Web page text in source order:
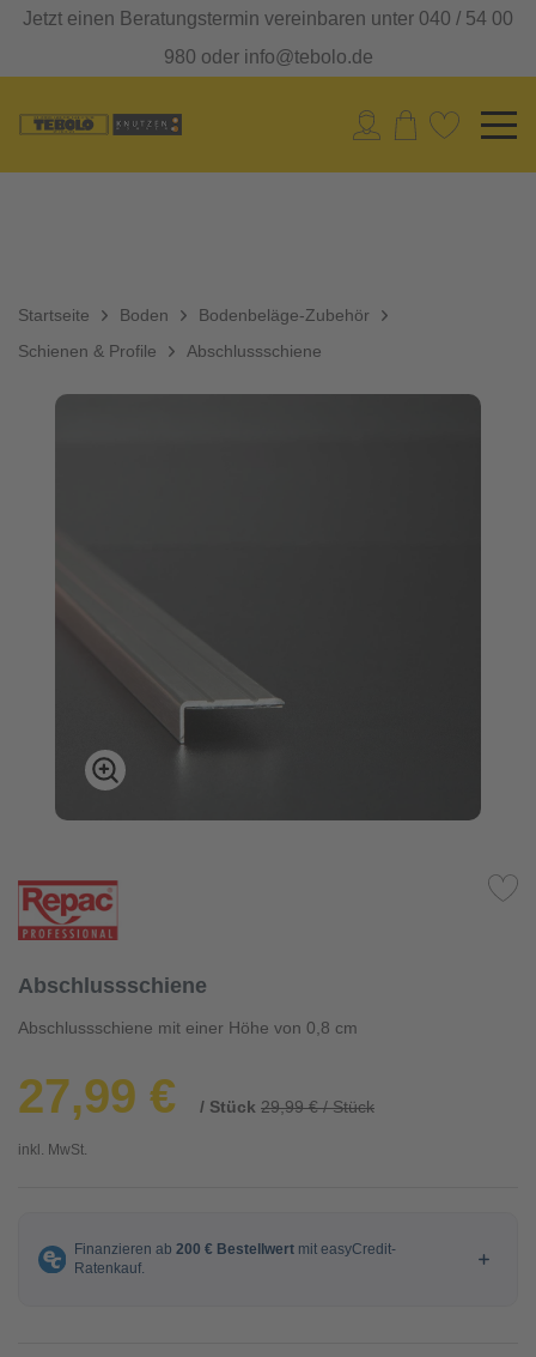
Jetzt einen Beratungstermin vereinbaren unter 040 / 54 00
980 oder info@tebolo.de
Startseite Boden
Bodenbeläge-Zubehör
Schienen & Profile
Abschlussschiene
Abschlussschiene
Abschlussschiene mit einer Höhe von 0,8 cm
27,99 € / Stück 29,99 € / Stück
inkl. MwSt.